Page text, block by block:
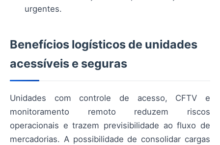
urgentes.
Benefícios logísticos de unidades
acessíveis e seguras
Unidades com controle de acesso, CFTV e
monitoramento remoto reduzem riscos
operacionais e trazem previsibilidade ao fluxo de
mercadorias. A possibilidade de consolidar cargas